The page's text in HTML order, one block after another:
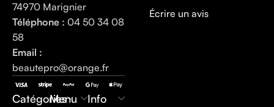
74970 Marignier
Téléphone : 04 50 34 08
58
Email :
beautepro@orange.fr
Catégories
Menu Info
Écrire un avis